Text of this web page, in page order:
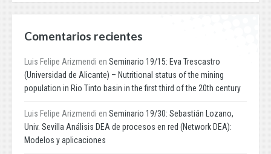
Comentarios recientes
Luis Felipe Arizmendi en Seminario 19/15: Eva Trescastro
(Universidad de Alicante) – Nutritional status of the mining
population in Rio Tinto basin in the first third of the 20th century
Luis Felipe Arizmendi en Seminario 19/30: Sebastián Lozano,
Univ. Sevilla Análisis DEA de procesos en red (Network DEA):
Modelos y aplicaciones